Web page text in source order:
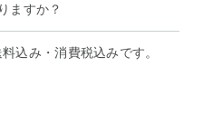
ますか？
込み・消費税込みです。